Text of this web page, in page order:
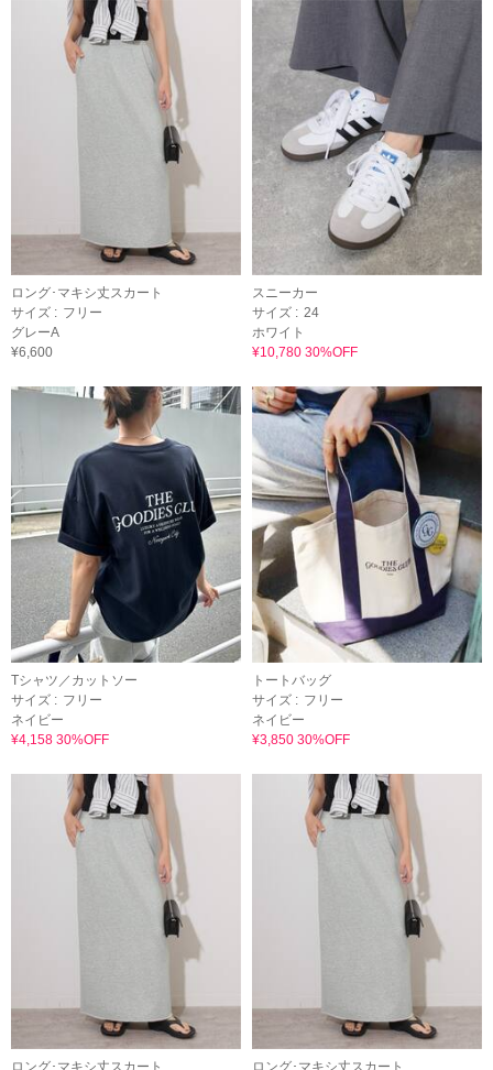
ロング･マキシ丈スカート
サイズ : フリー
グレーA
¥6,600
スニーカー
サイズ : 24
ホワイト
¥10,780 30%OFF
Tシャツ／カットソー
サイズ : フリー
ネイビー
¥4,158 30%OFF
トートバッグ
サイズ : フリー
ネイビー
¥3,850 30%OFF